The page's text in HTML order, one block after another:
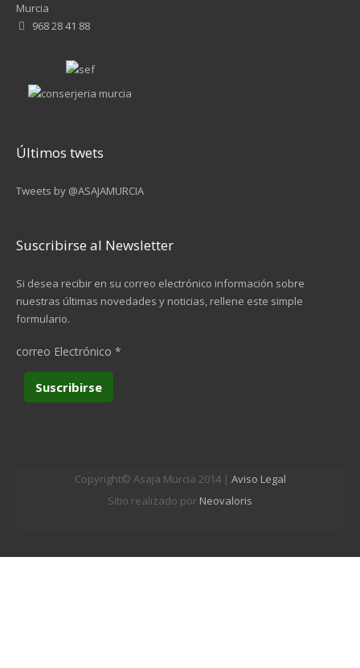
Murcia
968 28 41 88
Últimos twets
Tweets by @ASAJAMURCIA
Suscribirse al Newsletter
Si desea recibir en su correo electrónico información sobre
nuestras últimas novedades y noticias, rellene este simple
formulario.
correo Electrónico *
Copyright© Asaja Murcia 2014 | Aviso Legal
Sitio realizado por Neovaloris